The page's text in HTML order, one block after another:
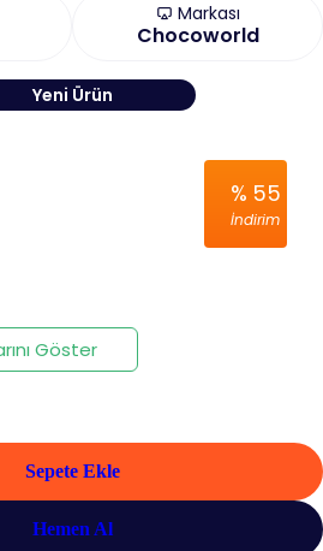
Markası
Chocoworld
Yeni Ürün
% 55
İndirim
Göster
Sepete Ekle
Hemen Al